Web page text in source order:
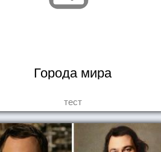
Города мира
тест